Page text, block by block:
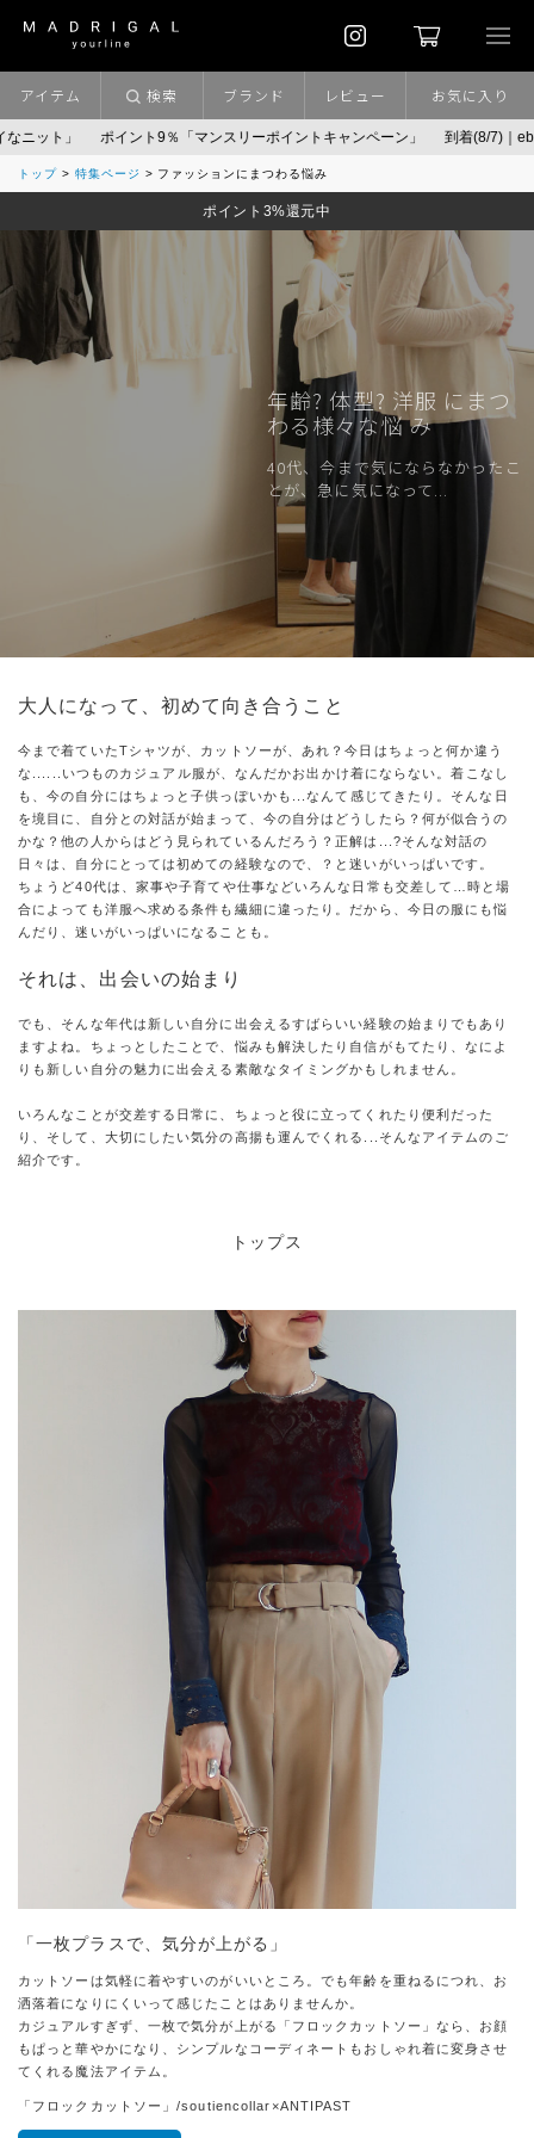
ント9％「マンスリーポイントキャンペーン」 到着(8/7)｜eb.a.gos 予約│
アイテム 検索 ブランド レビュー お気に入り
トップ 特集ページ ファッションにまつわる悩み
ポイント3%還元中
年齢? 体型? 洋服 にまつ
わる様々な悩 み
40代、今まで気にならなかったこ
とが、急に気になって...
大人になって、初めて向き合うこと
今まで着ていたTシャツが、カットソーが、あれ？今日はちょっと何か違う
な......いつものカジュアル服が、なんだかお出かけ着にならない。着こなし
も、今の自分にはちょっと子供っぽいかも...なんて感じてきたり。そんな日
を境目に、自分との対話が始まって、今の自分はどうしたら？何が似合うの
かな？他の人からはどう見られているんだろう？正解は...?そんな対話の
日々は、自分にとっては初めての経験なので、？と迷いがいっぱいです。
ちょうど40代は、家事や子育てや仕事などいろんな日常も交差して…時と場
合によっても洋服へ求める条件も繊細に違ったり。だから、今日の服にも悩
んだり、迷いがいっぱいになることも。
それは、出会いの始まり
でも、そんな年代は新しい自分に出会えるすばらいい経験の始まりでもあり
ますよね。ちょっとしたことで、悩みも解決したり自信がもてたり、なによ
りも新しい自分の魅力に出会える素敵なタイミングかもしれません。
いろんなことが交差する日常に、ちょっと役に立ってくれたり便利だった
り、そして、大切にしたい気分の高揚も運んでくれる...そんなアイテムのご
紹介です。
トップス
「一枚プラスで、気分が上がる」
カットソーは気軽に着やすいのがいいところ。でも年齢を重ねるにつれ、お
洒落着になりにくいって感じたことはありませんか。
カジュアルすぎず、一枚で気分が上がる「フロックカットソー」なら、お顔
もぱっと華やかになり、シンプルなコーディネートもおしゃれ着に変身させ
てくれる魔法アイテム。
「フロックカットソー」/soutiencollar×ANTIPAST